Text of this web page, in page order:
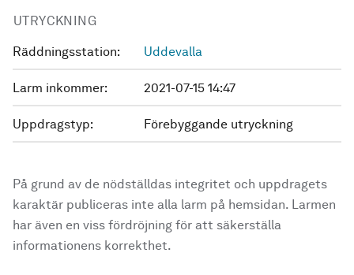
UTRYCKNING
Räddningsstation: Uddevalla
Larm inkommer: 2021-07-15 14:47
Uppdragstyp: Förebyggande utryckning
På grund av de nödställdas integritet och uppdragets
karaktär publiceras inte alla larm på hemsidan. Larmen
har även en viss fördröjning för att säkerställa
informationens korrekthet.